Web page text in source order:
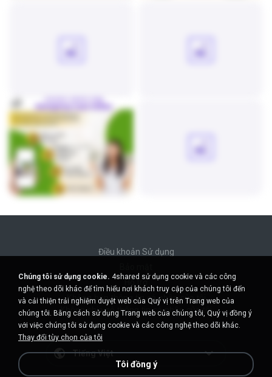
Điều khoản Sử dụng
Hỗ trợ
Không bán thông tin cá nhân của tôi
Không chia sẻ thông tin cá nhân của tôi
Tiếng Việt
Chúng tôi sử dụng cookie. 4shared sử dụng cookie và các công
nghệ theo dõi khác để tìm hiểu nơi khách truy cập của chúng tôi đến
và cải thiện trải nghiệm duyệt web của Quý vị trên Trang web của
chúng tôi. Bằng cách sử dụng Trang web của chúng tôi, Quý vị đồng ý
với việc chúng tôi sử dụng cookie và các công nghệ theo dõi khác.
Thay đổi tùy chọn của tôi
Tôi đồng ý